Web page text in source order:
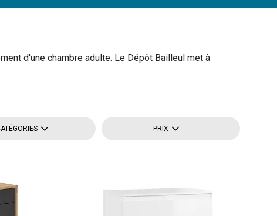
d'une chambre adulte. Le Dépôt Bailleul met à
PRIX